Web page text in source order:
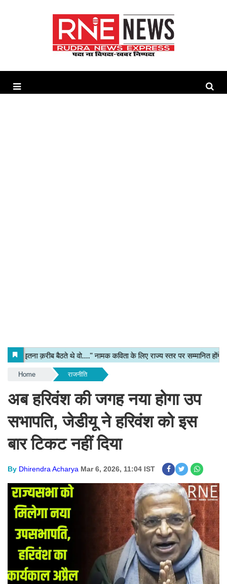
Home राजनीति
अब हरिवंश की जगह नया होगा उप
सभापति, जेडीयू ने हरिवंश को इस
बार टिकट नहीं दिया
By Dhirendra Acharya Mar 6, 2026, 11:04 IST